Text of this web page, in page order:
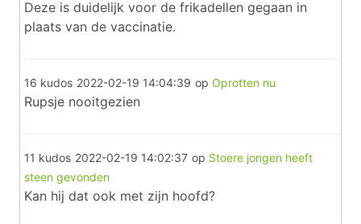
Deze is duidelijk voor de frikadellen gegaan in
plaats van de vaccinatie.
16 kudos 2022-02-19 14:04:39 op Oprotten nu
Rupsje nooitgezien
11 kudos 2022-02-19 14:02:37 op Stoere jongen heeft
steen gevonden
Kan hij dat ook met zijn hoofd?